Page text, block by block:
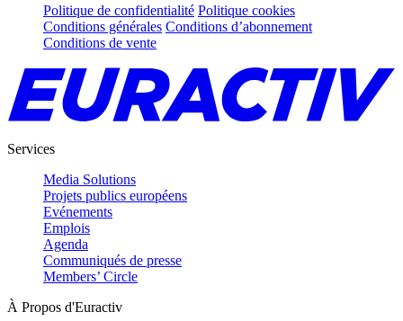
Politique de confidentialité Politique cookies
Conditions générales Conditions d’abonnement
Conditions de vente
Services
Media Solutions
Projets publics européens
Evénements
Emplois
Agenda
Communiqués de presse
Members’ Circle
À Propos d'Euractiv